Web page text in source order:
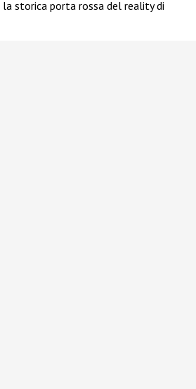
storica porta rossa del reality di